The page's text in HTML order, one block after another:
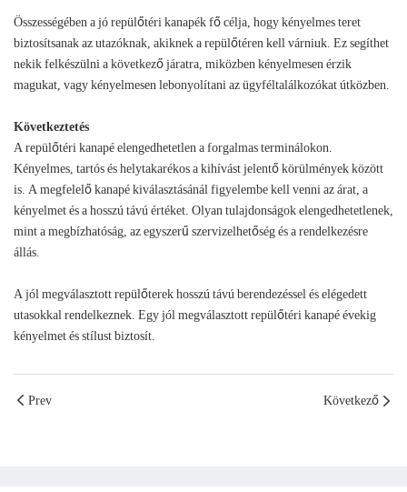
Összességében a jó repülőtéri kanapék fő célja, hogy kényelmes teret
biztosítsanak az utazóknak, akiknek a repülőtéren kell várniuk. Ez segíthet
nekik felkészülni a következő járatra, miközben kényelmesen érzik
magukat, vagy kényelmesen lebonyolítani az ügyféltalálkozókat útközben.
Következtetés
A repülőtéri kanapé elengedhetetlen a forgalmas terminálokon.
Kényelmes, tartós és helytakarékos a kihívást jelentő körülmények között
is. A megfelelő kanapé kiválasztásánál figyelembe kell venni az árat, a
kényelmet és a hosszú távú értéket. Olyan tulajdonságok elengedhetetlenek,
mint a megbízhatóság, az egyszerű szervizelhetőség és a rendelkezésre
állás.
A jól megválasztott repülőterek hosszú távú berendezéssel és elégedett
utasokkal rendelkeznek. Egy jól megválasztott repülőtéri kanapé évekig
kényelmet és stílust biztosít.
Prev Következő